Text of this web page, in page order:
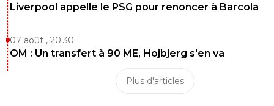
Liverpool appelle le PSG pour renoncer à Barcola
07 août , 20:30
OM : Un transfert à 90 ME, Hojbjerg s'en va
Plus d'articles